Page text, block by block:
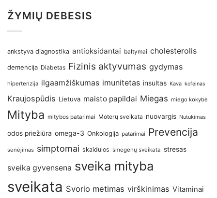
ŽYMIŲ DEBESIS
ankstyva diagnostika antioksidantai baltymai cholesterolis
demencija Diabetas Fizinis aktyvumas gydymas
hipertenzija ilgaamžiškumas imunitetas insultas Kava kofeinas
Kraujospūdis Lietuva maisto papildai Miegas miego kokybė
Mityba mitybos patarimai Moterų sveikata nuovargis Nutukimas
odos priežiūra omega-3 Onkologija patarimai Prevencija
senėjimas simptomai skaidulos smegenų sveikata stresas
sveika gyvensena sveika mityba
sveikata Svorio metimas virškinimas Vitaminai